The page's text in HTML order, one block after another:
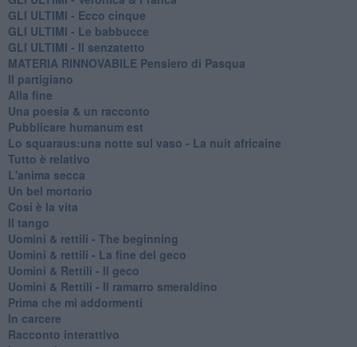
GLI ULTIMI - Ecco cinque
GLI ULTIMI - Le babbucce
GLI ULTIMI - Il senzatetto
MATERIA RINNOVABILE Pensiero di Pasqua
Il partigiano
Alla fine
Una poesia & un racconto
Pubblicare humanum est
Lo squaraus:una notte sul vaso - La nuit africaine
Tutto è relativo
L'anima secca
Un bel mortorio
Cosi è la vita
Il tango
​Uomini & rettili - The beginning
​Uomini & rettili - La fine del geco
Uomini & Rettili - Il geco
Uomini & Rettili - Il ramarro smeraldino
Prima che mi addormenti
In carcere
Racconto interattivo